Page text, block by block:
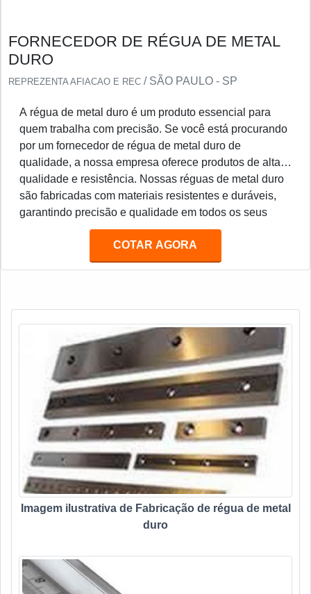
FORNECEDOR DE RÉGUA DE METAL
DURO
REPREZENTA AFIACAO E REC / SÃO PAULO - SP
A régua de metal duro é um produto essencial para
quem trabalha com precisão. Se você está procurando
por um fornecedor de régua de metal duro de
qualidade, a nossa empresa oferece produtos de alta
qualidade e resistência. Nossas réguas de metal duro
são fabricadas com materiais resistentes e duráveis,
garantindo precisão e qualidade em todos os seus
projetos. Além disso, oferecemos preços competitivos
e entrega rápida para todos os nossos clientes.
COTAR AGORA
Imagem ilustrativa de Fabricação de régua de metal
duro